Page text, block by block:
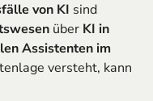
von KI sind
über KI in
Assistenten im
versteht, kann